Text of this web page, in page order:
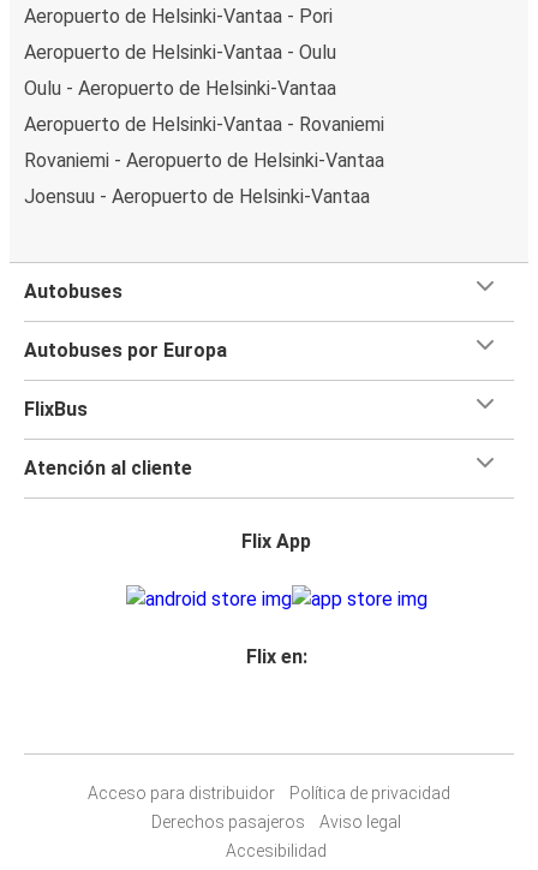
Aeropuerto de Helsinki-Vantaa - Pori
Aeropuerto de Helsinki-Vantaa - Oulu
Oulu - Aeropuerto de Helsinki-Vantaa
Aeropuerto de Helsinki-Vantaa - Rovaniemi
Rovaniemi - Aeropuerto de Helsinki-Vantaa
Joensuu - Aeropuerto de Helsinki-Vantaa
Autobuses
Autobuses por Europa
FlixBus
Atención al cliente
Flix App
Flix en:
Acceso para distribuidor
Política de privacidad
Derechos pasajeros
Aviso legal
Accesibilidad